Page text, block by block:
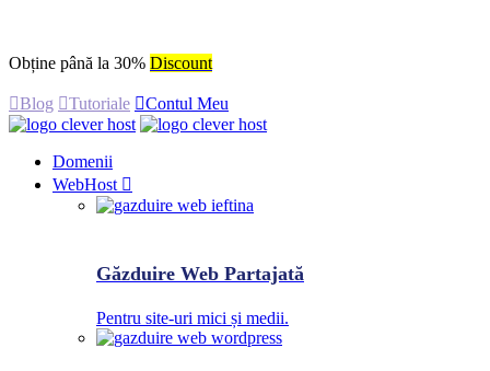
Obține până la 30% Discount
Blog Tutoriale Contul Meu
Domenii
WebHost
Găzduire Web Partajată
Pentru site-uri mici și medii.